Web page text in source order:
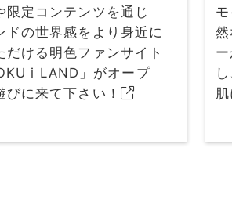
限定コンテンツを通じ
ドの世界感をより身近に
だける明色ファンサイト
i LAND」がオープ
びに来て下さい！